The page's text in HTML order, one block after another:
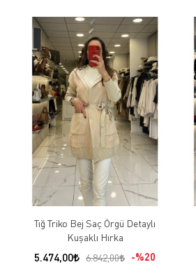
Tığ Triko Bej Saç Örgü Detaylı
Kuşaklı Hırka
5.474,00 6.842,00 %20